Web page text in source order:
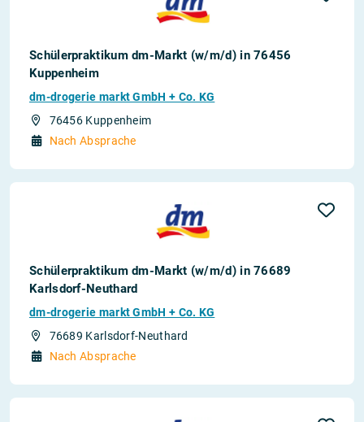
Schülerpraktikum dm-Markt (w/m/d) in 76456
Kuppenheim
dm-drogerie markt GmbH + Co. KG
76456 Kuppenheim
Nach Absprache
Schülerpraktikum dm-Markt (w/m/d) in 76689
Karlsdorf-Neuthard
dm-drogerie markt GmbH + Co. KG
76689 Karlsdorf-Neuthard
Nach Absprache